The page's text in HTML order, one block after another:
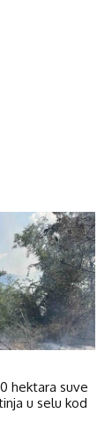
hektara suve
u selu kod